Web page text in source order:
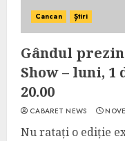
Cancan Știri
Gândul
Show – luni,
20.00
CABARET NEWS
Nu ratați o ediție